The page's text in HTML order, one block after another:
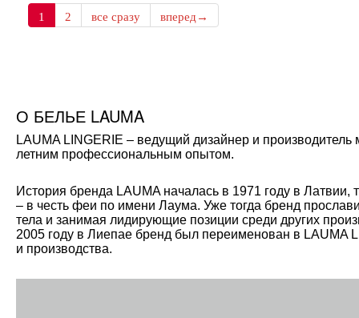
1 2 все сразу вперед→
О БЕЛЬЕ LAUMA
LAUMA LINGERIE – ведущий дизайнер и
летним профессиональным опытом.
История бренда LAUMA началась в 1971 году в
– в честь феи по имени Лаума. Уже тогда бренд
тела и занимая лидирующие позиции среди других
2005 году в Лиепае бренд был переименован в LAUMA
и производства.